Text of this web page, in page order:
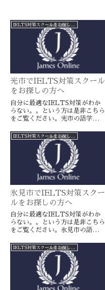
IELTS対策スクールをお探しの方へ
光市でIELTS対策スクール
をお探しの方へ
自分に最適なIELTS対策がわか
らない。。という方は是非こちら
をご覧ください。光市の語学スク
インのIELTS対策ならより確実
に目標達成が近づきます。海外留
学や移住をお考えの方や国内大学
受験を有利に進めたい方に是非。
IELTS対策スクールをお探しの方へ
氷見市でIELTS対策スクー
ルをお探しの方へ
自分に最適なIELTS対策がわか
らない。。という方は是非こちら
をご覧ください。氷見市の語学ス
ラインのIELTS対策ならより確
実に目標達成が近づきます。海外
留学や移住をお考えの方や国内大
学受験を有利に進めたい方に是
IELTS対策スクールをお探しの方へ